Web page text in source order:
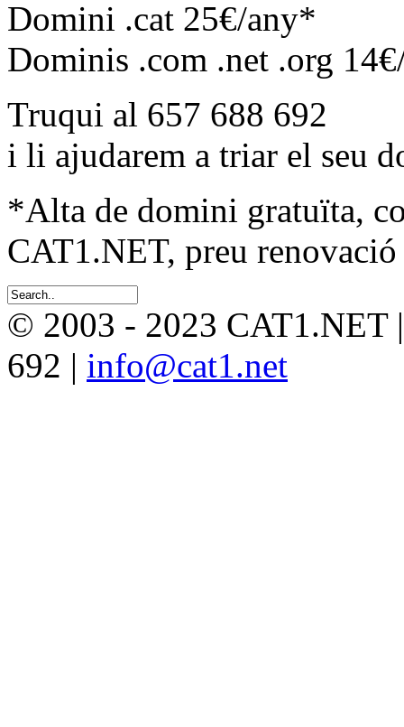
Domini .cat 25€/any*
Dominis .com .net .org
Truqui al 657 688 692
i li ajudarem a triar el seu
*Alta de domini gratuïta,
CAT1.NET, preu
© 2003 - 2023 CAT1.NET
692 | info@cat1.net